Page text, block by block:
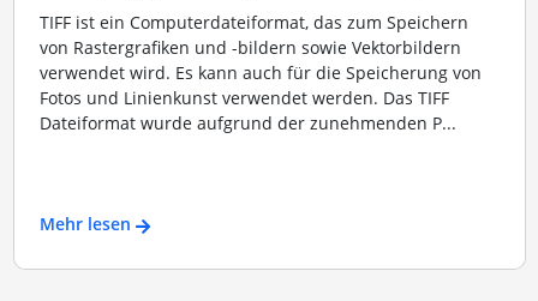
TIFF ist ein Computerdateiformat, das zum Speichern
von Rastergrafiken und -bildern sowie Vektorbildern
verwendet wird. Es kann auch für die Speicherung von
Fotos und Linienkunst verwendet werden. Das TIFF
Dateiformat wurde aufgrund der zunehmenden P...
Mehr lesen